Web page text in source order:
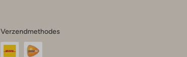
Verzendmethodes